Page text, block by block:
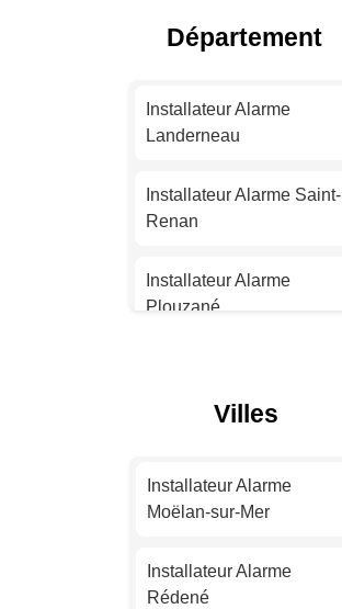
Installateur Alarme Nice
Nantes
Strasbourg
Montpellier
Installateur Alarme Lille
Installateur Alarme
Rennes
Installateur Alarme
Reims
Département
Installateur Alarme
Landerneau
Installateur Alarme Saint-
Renan
Installateur Alarme
Plouzané
Plabennec
Quimperlé
Villes
Installateur Alarme
Moëlan-sur-Mer
Installateur Alarme
Rédené